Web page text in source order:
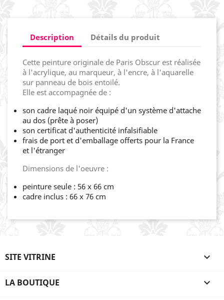
Description Détails du produit
Cette peinture originale de Paris Obscur est réalisée
à l'acrylique, au marqueur, à l'encre, à l'aquarelle
sur panneau de bois entoilé.
Elle est accompagnée de :
son cadre laqué noir équipé d'un système d'attache
au dos (prête à poser)
son certificat d'authenticité infalsifiable
frais de port et d'emballage offerts pour la France
et l'étranger
Dimensions de l'oeuvre :
peinture seule : 56 x 66 cm
cadre inclus : 66 x 76 cm
SITE VITRINE 
LA BOUTIQUE 